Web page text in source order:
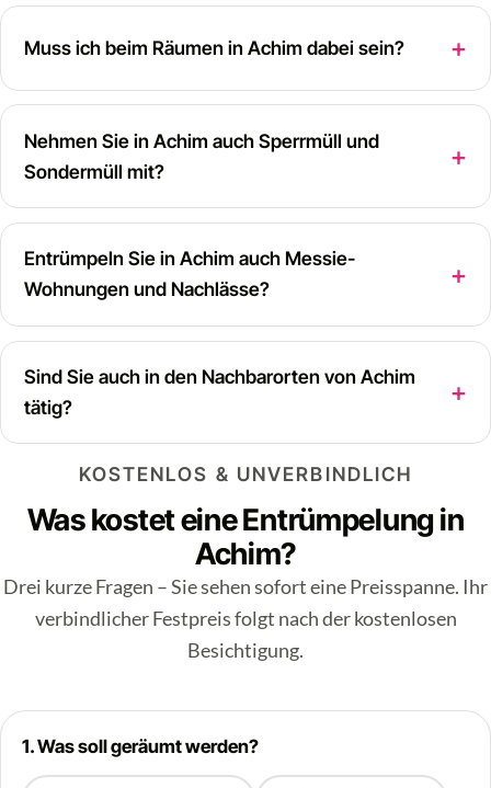
Muss ich beim Räumen in Achim dabei sein?
Nehmen Sie in Achim auch Sperrmüll und
Sondermüll mit?
Entrümpeln Sie in Achim auch Messie-
Wohnungen und Nachlässe?
Sind Sie auch in den Nachbarorten von Achim
tätig?
KOSTENLOS & UNVERBINDLICH
Was kostet eine Entrümpelung in
Achim?
Drei kurze Fragen – Sie sehen sofort eine Preisspanne. Ihr
verbindlicher Festpreis folgt nach der kostenlosen
Besichtigung.
1. Was soll geräumt werden?